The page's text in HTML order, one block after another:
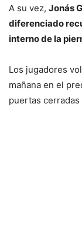
A su vez, Jonás
diferenciado
interno de la
Los jugadores
mañana en el
puertas